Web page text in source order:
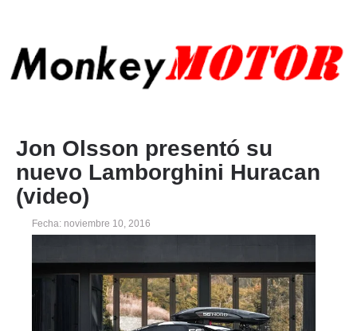
Jon Olsson presentó su
nuevo Lamborghini Huracan
(video)
Fecha: noviembre 10, 2016